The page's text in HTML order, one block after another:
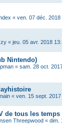
« ven. 07 déc. 2018
« jeu. 05 avr. 2018
Nintendo)
« sam. 28 oct.
« ven. 15 sept. 2017
de tous les temps
Threepwood « dim.